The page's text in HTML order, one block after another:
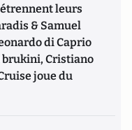
leurs
& Samuel
di Caprio
brukini, Cristiano
joue du